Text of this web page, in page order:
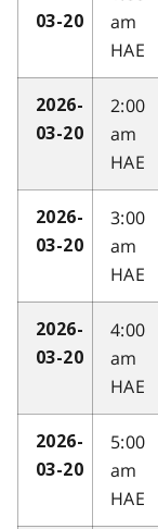
03-20
am
HAE
2026-
03-20
2:00
am
HAE
2026-
03-20
3:00
am
HAE
2026-
03-20
4:00
am
HAE
2026-
03-20
5:00
am
HAE